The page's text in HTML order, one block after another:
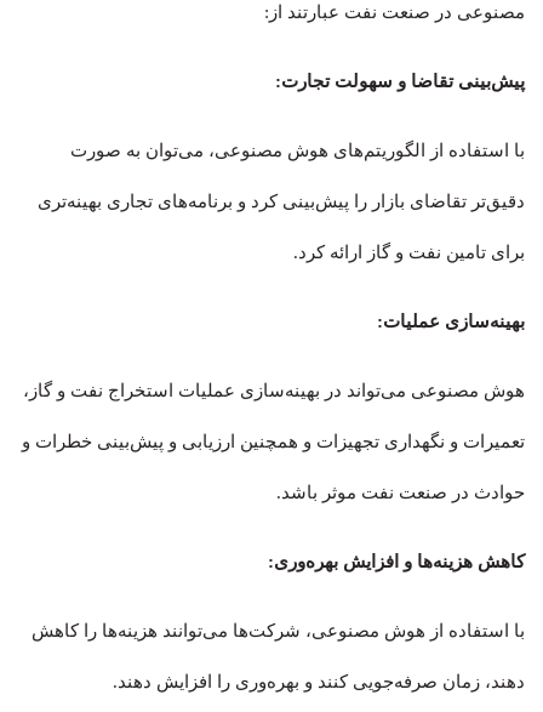
مصنوعی در صنعت نفت عبارتند از:
پیش‌بینی تقاضا و سهولت تجارت:
با استفاده از الگوریتم‌های هوش مصنوعی، می‌توان به صورت
دقیق‌تر تقاضای بازار را پیش‌بینی کرد و برنامه‌های تجاری بهینه‌تری
برای تامین نفت و گاز ارائه کرد.
بهینه‌سازی عملیات:
هوش مصنوعی می‌تواند در بهینه‌سازی عملیات استخراج نفت و گاز،
تعمیرات و نگهداری تجهیزات و همچنین ارزیابی و پیش‌بینی خطرات و
حوادث در صنعت نفت موثر باشد.
کاهش هزینه‌ها و افزایش بهره‌وری:
با استفاده از هوش مصنوعی، شرکت‌ها می‌توانند هزینه‌ها را کاهش
دهند، زمان صرفه‌جویی کنند و بهره‌وری را افزایش دهند.